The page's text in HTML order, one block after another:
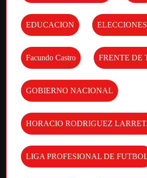
EDUCACION ELECCIONES
Facundo Castro FRENTE DE
GOBIERNO NACIONAL
HORACIO RODRIGUEZ
LIGA PROFESIONAL DE